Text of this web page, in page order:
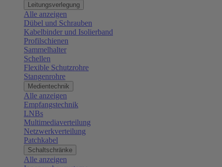
Leitungsverlegung
Alle anzeigen
Dübel und Schrauben
Kabelbinder und Isolierband
Profilschienen
Sammelhalter
Schellen
Flexible Schutzrohre
Stangenrohre
Medientechnik
Alle anzeigen
Empfangstechnik
LNBs
Multimediaverteilung
Netzwerkverteilung
Patchkabel
Schaltschränke
Alle anzeigen